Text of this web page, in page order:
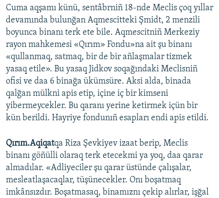
Cuma aqşamı künü, sentâbrniñ 18-nde Meclis çoq yıllar
devamında bulunğan Aqmescitteki Şmidt, 2 menzili
boyunca binanı terk ete bile. Aqmescitniñ Merkeziy
rayon mahkemesi «Qırım» Fondu»na ait şu binanı
«qullanmaq, satmaq, bir de bir añlaşmalar tizmek
yasaq etile». Bu yasaq Jidkov soqağındaki Meclisniñ
ofisi ve daa 6 binağa ükümsüre. Aksi alda, binada
qalğan mülkni apis etip, içine iç bir kimseni
yibermeycekler. Bu qaranı yerine ketirmek içün bir
kün berildi. Hayriye fondunıñ esapları endi apis etildi.
Qırım.Aqiqatqa Riza Şevkiyev izaat berip, Meclis
binanı göñülli olaraq terk etecekmi ya yoq, daa qarar
almadılar. «Adliyeciler şu qarar üstünde çalışalar,
mesleatlaşacaqlar, tüşünecekler. Onı boşatmaq
imkânsızdır. Boşatmasaq, binamıznı çekip alırlar, işğal